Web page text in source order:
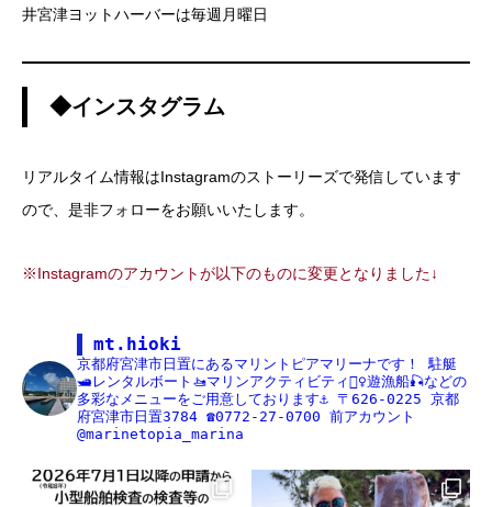
井宮津ヨットハーバーは毎週月曜日
◆インスタグラム
リアルタイム情報はInstagramのストーリーズで発信しています
ので、是非フォローをお願いいたします。
※Instagramのアカウントが以下のものに変更となりました↓
mt.hioki
京都府宮津市日置にあるマリントピアマリーナです！
駐艇
🛥レンタルボート🚤マリンアクティビティ🏄‍♀️遊漁船🎣などの
多彩なメニューをご用意しております⚓️ 〒626-0225 京都
府宮津市日置3784 ☎️0772-27-0700 前アカウント
@marinetopia_marina